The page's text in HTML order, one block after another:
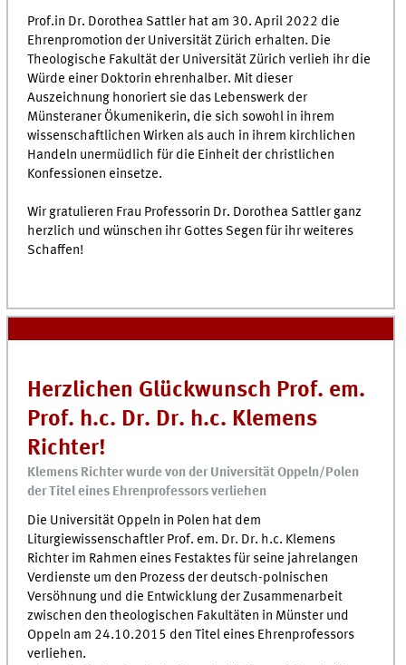
Prof.in Dr. Dorothea Sattler hat am 30. April 2022 die
Ehrenpromotion der Universität Zürich erhalten. Die
Theologische Fakultät der Universität Zürich verlieh ihr die
Würde einer Doktorin ehrenhalber. Mit dieser
Auszeichnung honoriert sie das Lebenswerk der
Münsteraner Ökumenikerin, die sich sowohl in ihrem
wissenschaftlichen Wirken als auch in ihrem kirchlichen
Handeln unermüdlich für die Einheit der christlichen
Konfessionen einsetze.
Wir gratulieren Frau Professorin Dr. Dorothea Sattler ganz
herzlich und wünschen ihr Gottes Segen für ihr weiteres
Schaffen!
Herzlichen Glückwunsch Prof. em.
Prof. h.c. Dr. Dr. h.c. Klemens
Richter!
Klemens Richter wurde von der Universität Oppeln/Polen
der Titel eines Ehrenprofessors verliehen
Die Universität Oppeln in Polen hat dem
Liturgiewissenschaftler Prof. em. Dr. Dr. h.c. Klemens
Richter im Rahmen eines Festaktes für seine jahrelangen
Verdienste um den Prozess der deutsch-polnischen
Versöhnung und die Entwicklung der Zusammenarbeit
zwischen den theologischen Fakultäten in Münster und
Oppeln am 24.10.2015 den Titel eines Ehrenprofessors
verliehen.